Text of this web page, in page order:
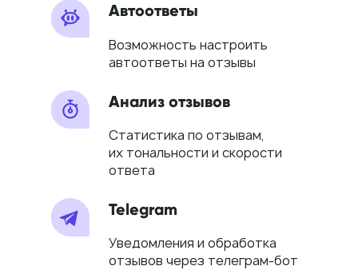
Автоответы
Возможность настроить
автоответы на отзывы
Анализ отзывов
Telegram
Статистика по отзывам,
их тональности и скорости
ответа
Уведомления и обработка
отзывов через телеграм-бот